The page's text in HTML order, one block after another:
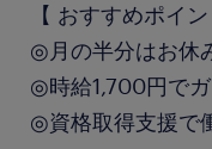
【 おすすめポイン
◎月の半分はお休
◎時給1,700円でガ
◎資格取得支援で